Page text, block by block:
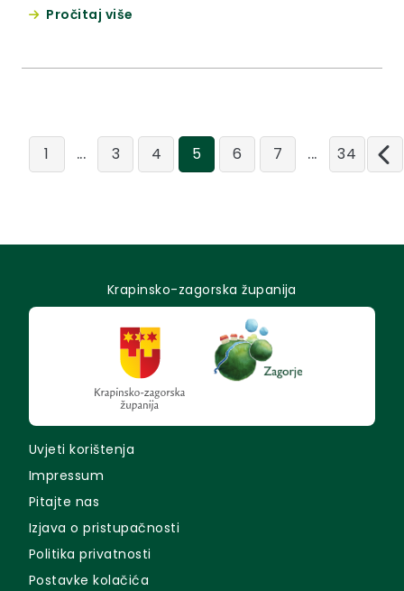
Pročitaj više
1 ... 3 4 5 6 7 ... 34
Krapinsko-zagorska županija
Uvjeti korištenja
Impressum
Pitajte nas
Izjava o pristupačnosti
Politika privatnosti
Postavke kolačića